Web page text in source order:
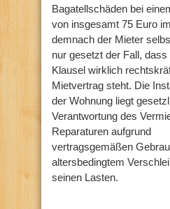
Bagatellschäden bei
von insgesamt 75 Euro
demnach der Mieter
nur gesetzt der Fall, dass
Klausel wirklich
Mietvertrag steht. Die
der Wohnung liegt
Verantwortung des
Reparaturen aufgrund
vertragsgemäßen
altersbedingtem
seinen Lasten.